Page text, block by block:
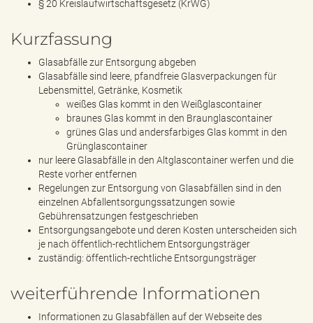
§ 20 Kreislaufwirtschaftsgesetz (KrWG)
Kurzfassung
Glasabfälle zur Entsorgung abgeben
Glasabfälle sind leere, pfandfreie Glasverpackungen für
Lebensmittel, Getränke, Kosmetik
weißes Glas kommt in den Weißglascontainer
braunes Glas kommt in den Braunglascontainer
grünes Glas und andersfarbiges Glas kommt in den
Grünglascontainer
nur leere Glasabfälle in den Altglascontainer werfen und die
Reste vorher entfernen
Regelungen zur Entsorgung von Glasabfällen sind in den
einzelnen Abfallentsorgungssatzungen sowie
Gebührensatzungen festgeschrieben
Entsorgungsangebote und deren Kosten unterscheiden sich
je nach öffentlich-rechtlichem Entsorgungsträger
zuständig: öffentlich-rechtliche Entsorgungsträger
weiterführende Informationen
Informationen zu Glasabfällen auf der Webseite des